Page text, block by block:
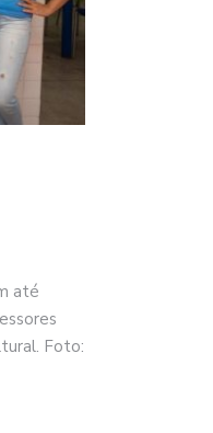
até
Foto: